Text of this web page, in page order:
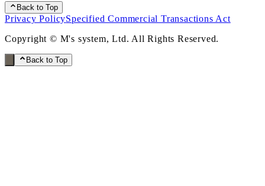
Back to Top
Privacy PolicySpecified Commercial Transactions Act
Copyright © M's system, Ltd. All Rights Reserved.
Back to Top